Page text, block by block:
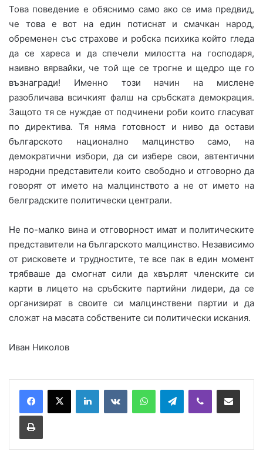
Това поведение е обяснимо само ако се има предвид,
че това е вот на един потиснат и смачкан народ,
обременен със страхове и робска психика който гледа
да се хареса и да спечели милостта на господаря,
наивно вярвайки, че той ще се трогне и щедро ще го
възнагради! Именно този начин на мислене
разобличава всичкият фалш на сръбската демокрация.
Защото тя се нуждае от подчинени роби които гласуват
по директива. Тя няма готовност и ниво да остави
българското национално малцинство само, на
демократични избори, да си избере свои, автентични
народни представители които свободно и отговорно да
говорят от името на малцинството а не от името на
белградските политически централи.
Не по-малко вина и отговорност имат и политическите
представители на българското малцинство. Независимо
от рисковете и трудностите, те все пак в един момент
трябваше да смогнат сили да хвърлят членските си
карти в лицето на сръбските партийни лидери, да се
организират в своите си малцинствени партии и да
сложат на масата собствените си политически искания.
Иван Николов
Telegram